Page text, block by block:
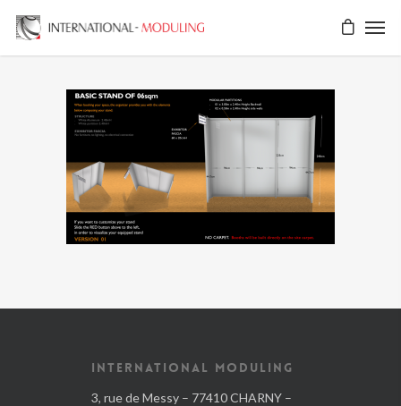
INTERNATIONAL MODULING
3, rue de Messy – 77410 CHARNY –